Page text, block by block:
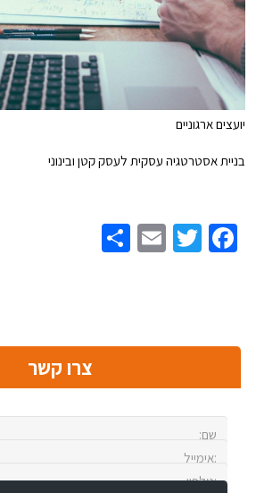
יועצים ארגוניים
בניית אסטרטגיה עסקית לעסק קטן ובינוני
Facebook
Twitter
Email
צרו קשר